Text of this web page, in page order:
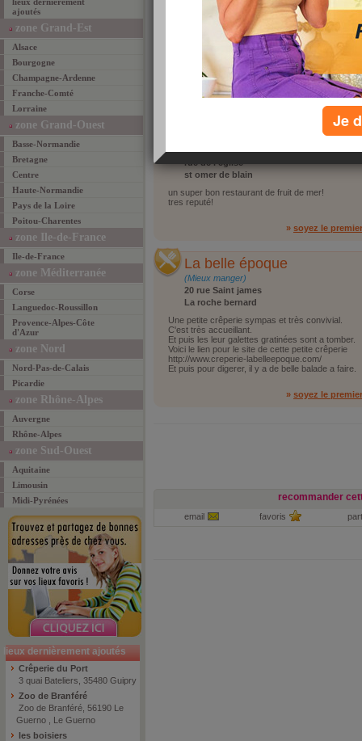
ajoutés
zone Grand-Est
Alsace
Bourgogne
Champagne-Ardenne
Franche-Comté
Lorraine
zone Grand-Ouest
Basse-Normandie
Bretagne
Centre
Haute-Normandie
Pays de la Loire
Poitou-Charentes
zone Ile-de-France
Ile-de-France
zone Méditerranée
Corse
Languedoc-Roussillon
Provence-Alpes-Côte
d'Azur
zone Nord
Nord-Pas-de-Calais
Picardie
zone Rhône-Alpes
Auvergne
Rhône-Alpes
zone Sud-Ouest
Aquitaine
Limousin
Midi-Pyrénées
lieux dernièrement ajoutés
Crêperie du Port
3 quai Bateliers, 35480 Guipry
Zoo de Branféré
Zoo de Branféré, 56190 Le
Guerno , Le Guerno
les boisiers
Crêperie du Port
(Mieux manger)
3 quai Bateliers
35480 Guipry
Très bonnes galettes et crèpes
»soyez le
(Mieux manger)
rue de l eglise
st omer de blain
un super bon restaurant de fruit de mer!
tres reputé!
» soyez le
La belle époque
(Mieux manger)
20 rue Saint james
La roche bernard
Une petite crêperie sympas et très convivial.
C'est très accueillant.
Et puis les leur galettes gratinées sont a tomber.
Voici le lien pour le site de cette petite crêperie
http://www.creperie-labelleepoque.com/
Et puis pour digerer, il y a de belle balade a faire.
» soyez le
recommander
email favoris
Je